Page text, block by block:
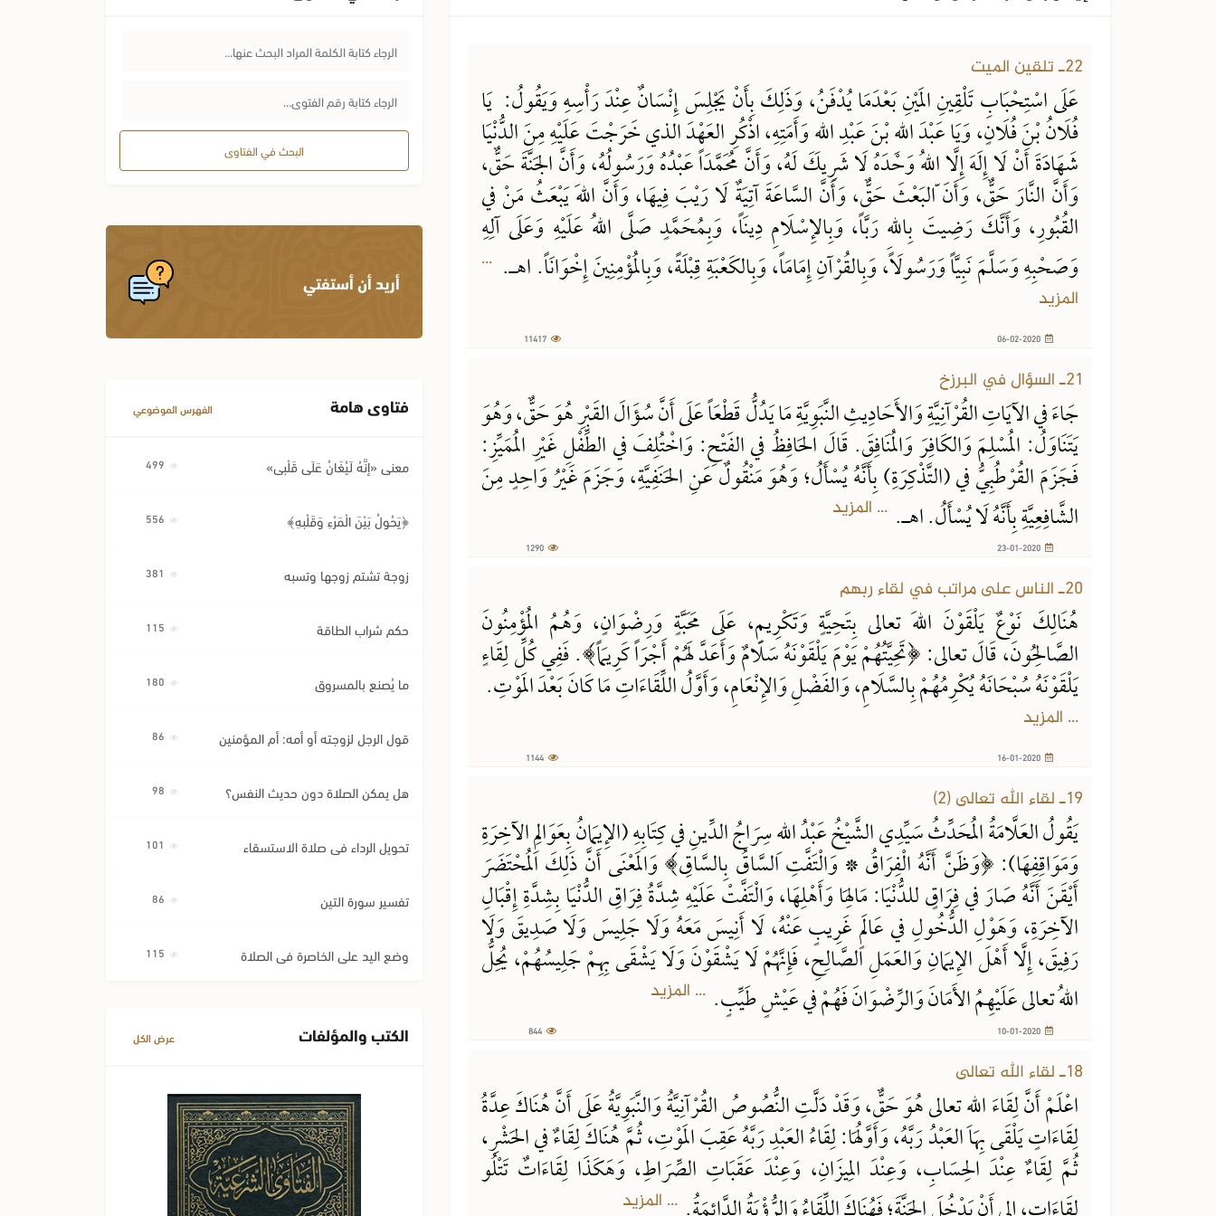
22ـ تلقين الميت
عَلَى اسْتِحْبَابِ تَلْقِينِ المَيْنِ بَعْدَمَا يُدْفَنُ، وَذَلِكَ بِأَنْ يَجْلِسَ إِنْسَانٌ عِنْدَ رَأْسِهِ وَيَقُولُ: يَا
فُلَانُ بْنَ فُلَانٍ، وَيَا عَبْدَ اللهِ بْنَ عَبْدِ اللهِ وَأَمَتِهِ، اذْكُرِ العَهْدَ الذي خَرَجْتَ عَلَيْهِ مِنَ الدُّنْيَا
شَهَادَةَ أَنْ لَا إِلَهَ إِلَّا اللهُ وَحْدَهُ لَا شَرِيكَ لَهُ، وَأَنَّ مُحَمَّدَاً عَبْدُهُ وَرَسُولُهُ، وَأَنَّ الجَنَّةَ حَقٌّ،
وَأَنَّ النَّارَ حَقٌّ، وَأَنَ ّالبَعْثَ حَقٌّ، وَأَنَّ السَّاعَةَ آتِيَةٌ لَا رَيْبَ فِيهَا، وَأَنَّ اللهَ يَبْعَثُ مَنْ في
القُبُورِ، وَأَنَّكَ رَضِيتَ بِاللهِ رَبَّاً، وَبِالإِسْلَامِ دِينَاً، وَبِمُحَمَّدٍ صَلَّى اللهُ عَلَيْهِ وَعَلَى آلِهِ
وَصَحْبِهِ وَسَلَّمَ نَبِيَّاً وَرَسُولَاً، وَبِالقُرْآنِ إِمَامَاً، وَبِالكَعْبَةِ قِبْلَةً، وَبِالمُؤْمِنِينَ إِخْوَانَاً. اهـ. ...
المزيد
06-02-2020
11417
21ـ السؤال في البرزخ
جَاءَ في الآيَاتِ القُرْآنِيَّةِ وَالأَحَادِيثِ النَّبَوِيَّةِ مَا يَدُلُّ قَطْعَاً عَلَى أَنَّ سُؤَالَ القَبْرِ هُوَ حَقٌّ، وَهُوَ
يَتَنَاوَلُ: المُسْلِمَ وَالكَافِرَ وَالمُنَافِقَ. قَالَ الحَافِظُ في الفَتْحِ: وَاخْتُلِفَ في الطِّفْلِ غَيْرِ المُمَيِّزِ:
فَجَزَمَ القُرْطُبِيُّ في (التَّذْكِرَةِ) بِأَنَّهُ يُسْأَلُ؛ وَهُوَ مَنْقُولٌ عَنِ الحَنَفِيَّةِ، وَجَزَمَ غَيْرُ وَاحِدٍ مِنَ
الشَّافِعِيَّةِ بِأَنَّهُ لَا يُسْأَلُ. اهـ. ... المزيد
23-01-2020
20ـ الناس على مراتب في لقاء ربهم
هُنَالِكَ نَوْعٌ يَلْقَوْنَ اللهَ تعالى بِتَحِيَّةٍ وَتَكْرِيمٍ، عَلَى مَحَبَّةٍ وَرِضْوَانٍ، وَهُمُ المُؤْمِنُونَ
الصَّالِحُونَ، قَالَ تعالى: ﴿تَحِيَّتُهُمْ يَوْمَ يَلْقَوْنَهُ سَلَامٌ وَأَعَدَّ لَهُمْ أَجْرَاً كَرِيمَاً﴾. فَفِي كُلِّ لِقَاءٍ
يَلْقَوْنَهُ سُبْحَانَهُ يُكْرِمُهُمْ بِالسَّلَامِ، وَالفَضْلِ وَالإِنْعَامِ، وَأَوَّلُ اللِّقَاءَاتِ مَا كَانَ بَعْدَ المَوْتِ.
... المزيد
16-01-2020
19ـ لقاء الله تعالى (2)
يَقُولُ العَلَّامَةُ المُحَدِّثُ سَيِّدِي الشَّيْخُ عَبْدُ اللهِ سِرَاجُ الدِّينِ في كِتَابِهِ (الإِيمَانُ بِعَوَالِمِ الآخِرَةِ
وَمَوَاقِفِهَا): ﴿وَظَنَّ أَنَّهُ الْفِرَاقُ * وَالْتَفَّتِ السَّاقُ بِالسَّاقِ﴾ وَالمَعْنَى أَنَّ ذَلِكَ المُحْتَضَرَ
أَيْقَنَ أَنَّهُ صَارَ في فِرَاقٍ للدُّنْيَا: مَالِهَا وَأَهْلِهَا، وَالْتَفَّتْ عَلَيْهِ شِدَّةُ فِرَاقِ الدُّنْيَا بِشِدَّةِ إِقْبَالِ
الآخِرَةِ، وَهَوْلِ الدُّخُولِ في عَالَمٍ غَرِيبٍ عَنْهُ، لَا أَنِيسَ مَعَهُ وَلَا جَلِيسَ وَلَا صَدِيقَ وَلَا
رَفِيقَ، إِلَّا أَهْلَ الإِيمَانِ وَالعَمَلِ الصَّالِحِ، فَإِنَّهُمْ لَا يَشْقَوْنَ وَلَا يَشْقَى بِهِمْ جَلِيسُهُمْ، يُحِلُّ
اللهُ تعالى عَلَيْهِمُ الأَمَانَ وَالرِّضْوَانَ فَهُمْ في عَيْشٍ طَيِّبٍ. ... المزيد
10-01-2020
844
18ـ لقاء الله تعالى
اعْلَمْ أَنَّ لِقَاءَ اللهِ تعالى هُوَ حَقٌّ، وَقَدْ دَلَّتِ النُّصُوصُ القُرْآنِيَّةُ وَالنَّبَوِيَّةُ عَلَى أَنَّ هُنَاكَ عِدَّةُ
لِقَاءَاتٍ يَلْقَى بِهَا العَبْدُ رَبَّهُ، وَأَوَّلُهَا: لِقَاءُ العَبْدِ رَبَّهُ عَقِبَ المَوْتِ، ثُمَّ هُنَاكَ لِقَاءٌ في الحَشْرِ،
ثُمَّ لِقَاءٌ عِنْدَ الحِسَابِ، وَعِنْدَ المِيزَانِ، وَعِنْدَ عَقَبَاتِ الصِّرَاطِ، وَهَكَذَا لِقَاءَاتٌ تَتْلُو
... المزيد
البحث في الفتاوى
أريد أن أستفتي
فتاوى هامة الفهرس الموضوعي
معنى «إِنَّهُ لَيُغَانُ عَلَى قَلْبِي»
﴿يَحُولُ بَيْنَ الْمَرْءِ وَقَلْبِهِ﴾
زوجة تشتم زوجها وتسبه
حكم شراب الطاقة
ما يُصنع بالمسروق
قول الرجل لزوجته أو أمه: أم المؤمنين
هل يمكن الصلاة دون حديث النفس؟
تحويل الرداء في صلاة الاستسقاء
تفسير سورة التين
وضع اليد على الخاصرة في الصلاة
الكتب والمؤلفات عرض الكل